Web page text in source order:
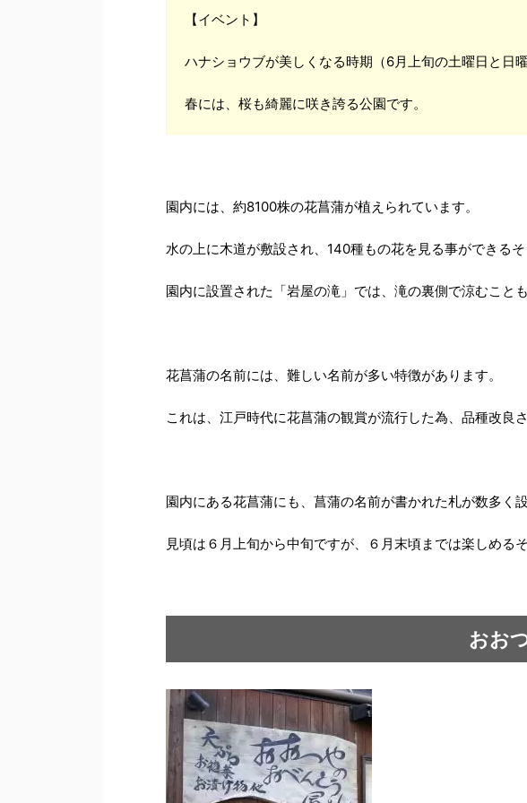
【イベント】
ハナショウブが美しくなる時期（6月上旬の土曜日と日
春には、桜も綺麗に咲き誇る公園です。
園内には、約8100株の花菖蒲が植えられています。
水の上に木道が敷設され、140種もの花を見る事ができるそ
園内に設置された「岩屋の滝」では、滝の裏側で涼むことも
花菖蒲の名前には、難しい名前が多い特徴があります。
これは、江戸時代に花菖蒲の観賞が流行した為、品種改良
園内にある花菖蒲にも、菖蒲の名前が書かれた札が数多く
見頃は６月上旬から中旬ですが、６月末頃までは楽しめるそ
おお